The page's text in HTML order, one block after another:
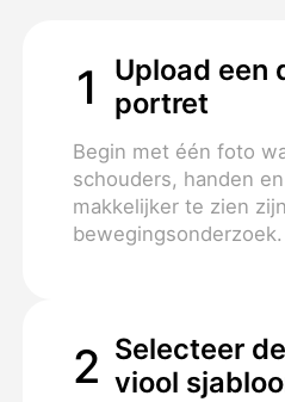
1
Upload een
portret
Begin met één foto
schouders, handen
makkelijker te zien
bewegingsonderzoek.
2 Selecteer
viool